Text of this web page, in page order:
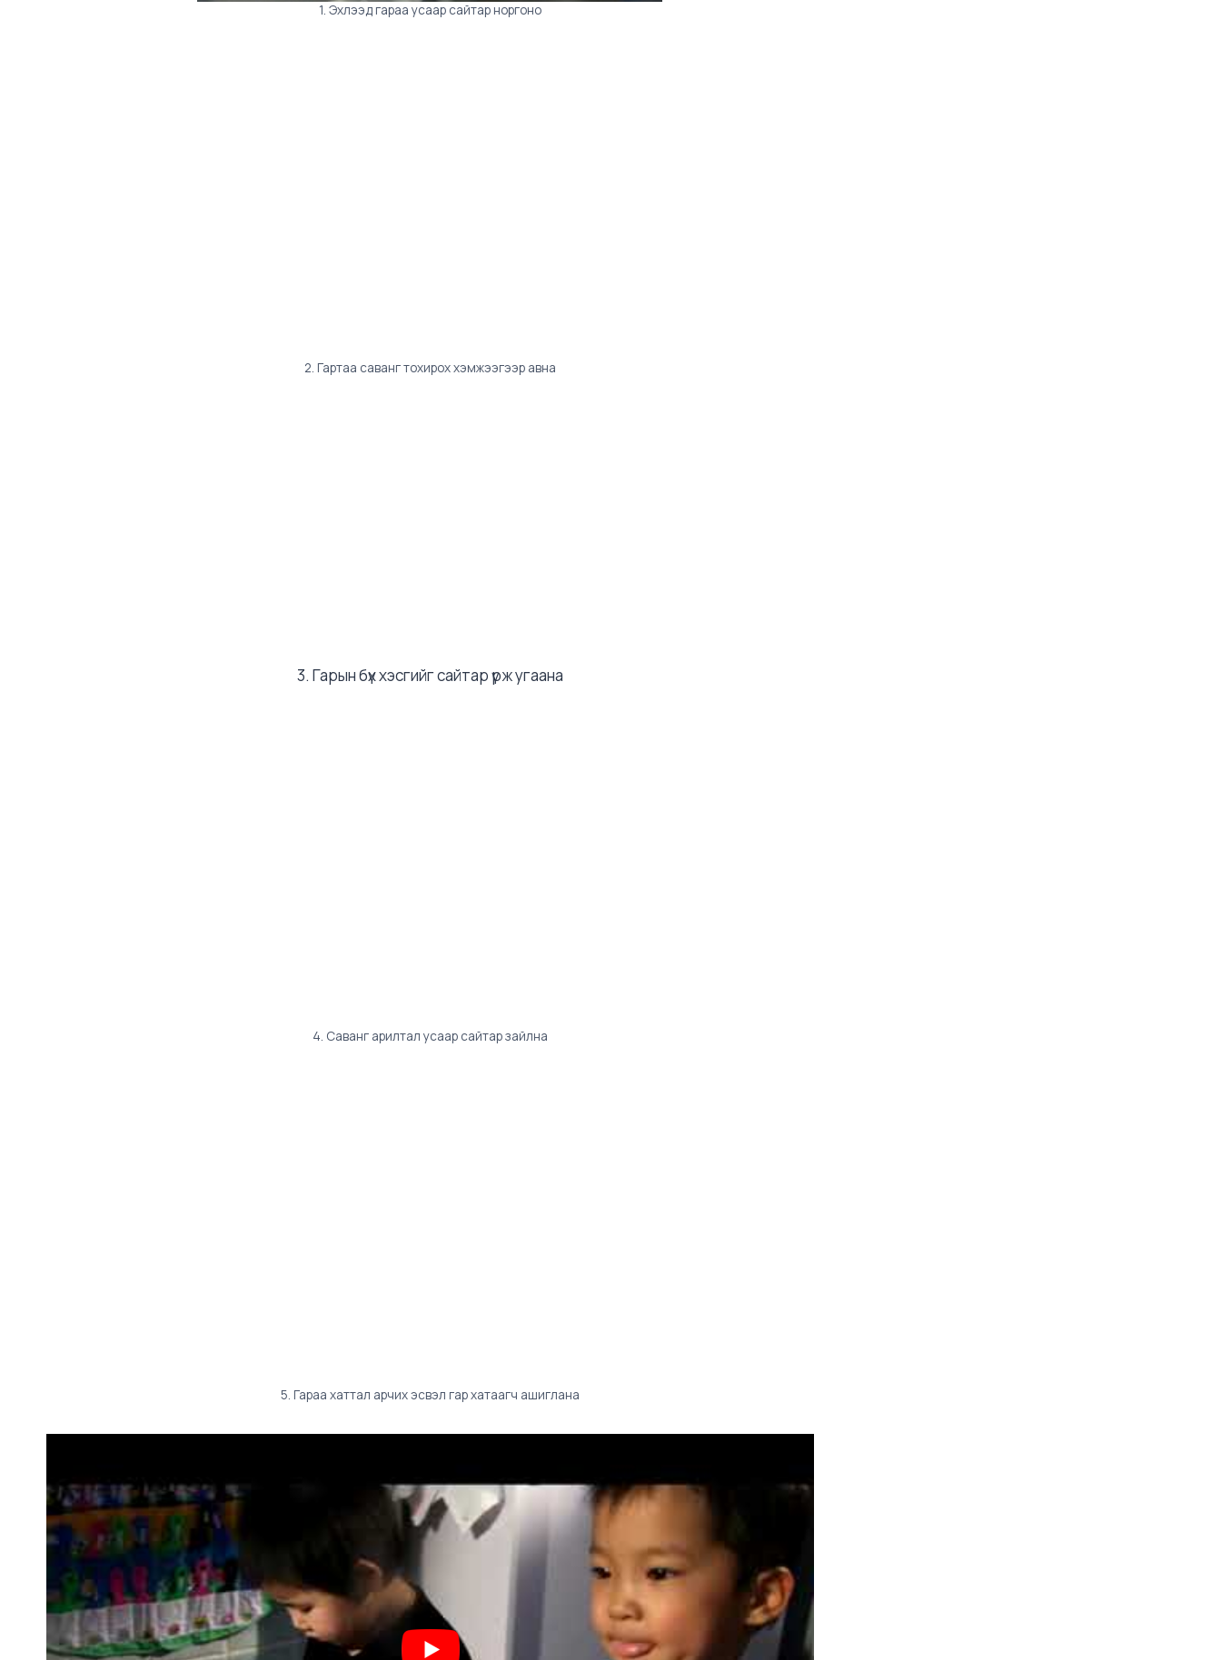
1. Эхлээд гараа усаар сайтар норгоно
2. Гартаа саванг тохирох хэмжээгээр авна
3. Гарын бүх хэсгийг сайтар үрж угаана
4. Саванг арилтал усаар сайтар зайлна
5. Гараа хаттал арчих эсвэл гар хатаагч ашиглана